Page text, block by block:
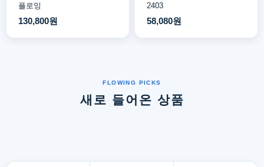
플로잉
130,800원
2403
58,080원
새로 들어온 상품